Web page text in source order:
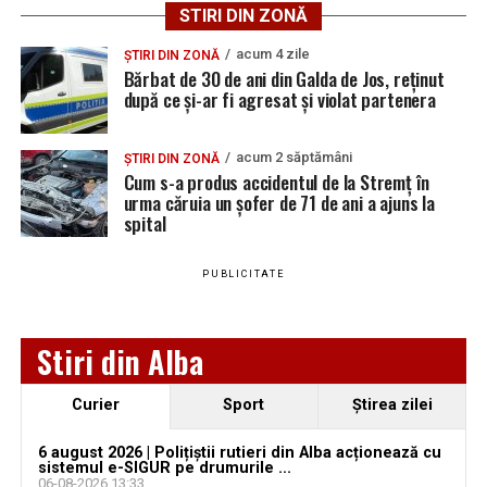
siguranței în trafic, cât și rezolvarea problemelor legate
de evacuarea apelor pluviale. Până la finalizarea
investițiilor, șoferii și pietonii sunt sfătuiți să respecte
semnalizarea temporară și să manifeste prudență în
zonele afectate de lucrări.
Adaugă teiusinfo.ro ca sursă
Urmărește Ziarul Unirea pe Social Media
YouTube Instagram WhatsApp Facebook
Ce spune IPJ Alba despre incident:
STIRI DIN ZONĂ
ȘTIRI DIN ZONĂ acum 4 zile
Bărbat de 30 de ani din Galda de Jos, reținut
după ce și-ar fi agresat și violat partenera
ȘTIRI DIN ZONĂ acum 2 săptămâni
Cum s-a produs accidentul de la Stremț în
urma căruia un șofer de 71 de ani a ajuns la
spital
PUBLICITATE
Stiri din Alba
Curier Sport Ştirea zilei
6 august 2026 | Polițiștii rutieri din Alba acționează cu
sistemul e-SIGUR pe drumurile ...
06-08-2026 13:33